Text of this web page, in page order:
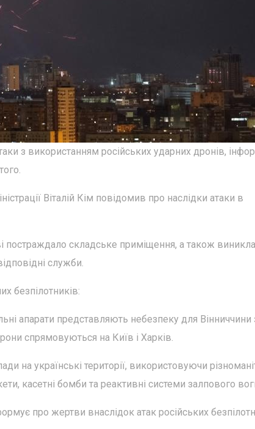
з використанням російських ударних дронів,
Віталій Кім повідомив про наслідки атаки в
постраждало складське приміщення, а також виникла
служби.
безпілотників:
апарати представляють небезпеку для Вінниччини
спрямовуються на Київ і Харків.
на українські території, використовуючи
касетні бомби та реактивні системи залпового
про жертви внаслідок атак російських